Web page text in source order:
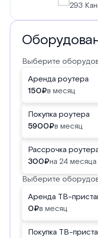
293
Выберите
Аренда роутера
150₽в месяц
Покупка роутера
5900₽в месяц
Рассрочка
300₽на 24 месяца
Выберите
Аренда ТВ-
0₽в месяц
Покупка ТВ-